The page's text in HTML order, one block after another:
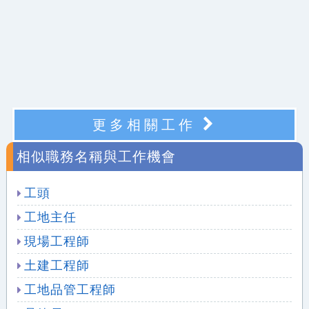
更多相關工作
相似職務名稱與工作機會
工頭
工地主任
現場工程師
土建工程師
工地品管工程師